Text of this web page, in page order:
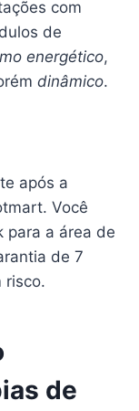
com
de
energético,
dinâmico.
após a
Você
para a área de
de 7
risco.
de